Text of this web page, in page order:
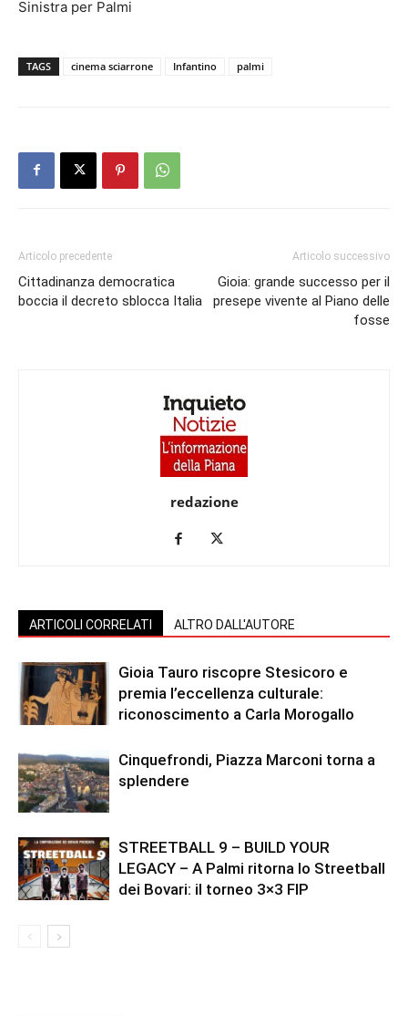
Sinistra per Palmi
TAGS cinema sciarrone Infantino palmi
Articolo precedente
Cittadinanza democratica
boccia il decreto sblocca Italia
Articolo successivo
Gioia: grande successo per il
presepe vivente al Piano delle
fosse
redazione
ARTICOLI CORRELATI ALTRO DALL'AUTORE
Gioia Tauro riscopre Stesicoro e
premia l’eccellenza culturale:
riconoscimento a Carla Morogallo
Cinquefrondi, Piazza Marconi torna a
splendere
STREETBALL 9 – BUILD YOUR
LEGACY – A Palmi ritorna lo Streetball
dei Bovari: il torneo 3×3 FIP